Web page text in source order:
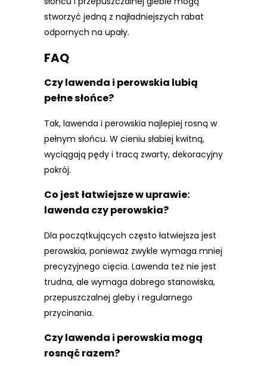
stworzyć jedną z najładniejszych rabat
odpornych na upały.
FAQ
Czy lawenda i perowskia lubią
pełne słońce?
Tak, lawenda i perowskia najlepiej rosną w
pełnym słońcu. W cieniu słabiej kwitną,
wyciągają pędy i tracą zwarty, dekoracyjny
pokrój.
Co jest łatwiejsze w uprawie:
lawenda czy perowskia?
Dla początkujących często łatwiejsza jest
perowskia, ponieważ zwykle wymaga mniej
precyzyjnego cięcia. Lawenda też nie jest
trudna, ale wymaga dobrego stanowiska,
przepuszczalnej gleby i regularnego
przycinania.
Czy lawenda i perowskia mogą
rosnąć razem?